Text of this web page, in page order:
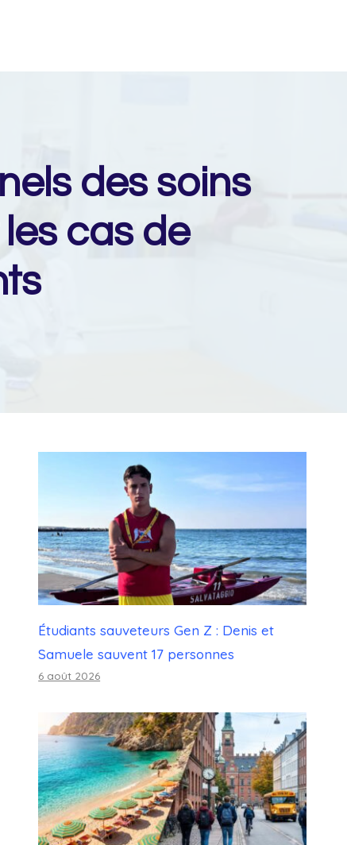
des soins
cas de
Étudiants sauveteurs Gen Z : Denis et
Samuele sauvent 17 personnes
6 août 2026